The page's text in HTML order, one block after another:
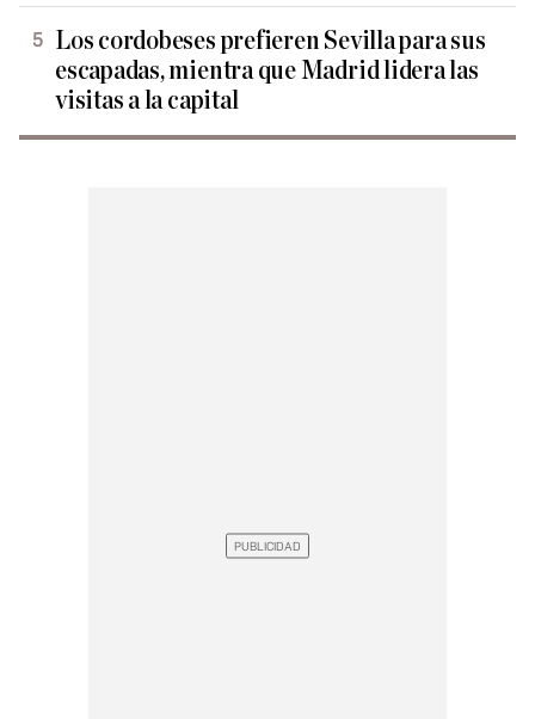
Los cordobeses prefieren Sevilla para sus
escapadas, mientra que Madrid lidera las
visitas a la capital